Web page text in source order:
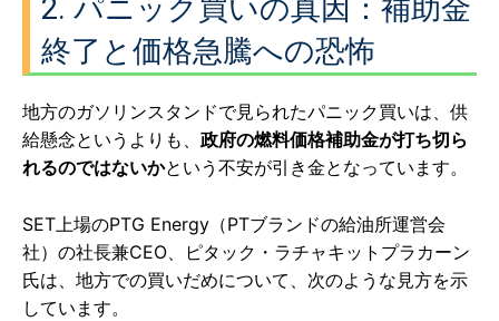
2. パニック買いの真因：補助金
終了と価格急騰への恐怖
地方のガソリンスタンドで見られたパニック買いは、供
給懸念というよりも、 政府の燃料価格補助金が打ち切ら
れるのではないかという不安が引き金となっています。
SET上場のPTG Energy（PTブランドの給油所運営会
社）の社長兼CEO、ピタック・ラチャキットプラカーン
氏は、地方での買いだめについて、次のような見方を示
しています。